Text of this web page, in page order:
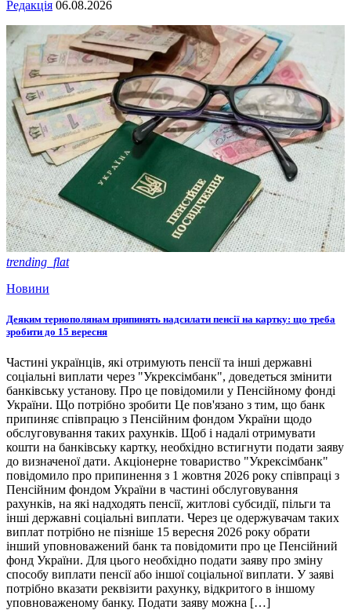
Редакція 06.08.2026
trending_flat
Новини
Деяким тернополянам припинять надсилати пенсії на картку: що треба
зробити до 15 вересня
Частині українців, які отримують пенсії та інші державні
соціальні виплати через "Укрексімбанк", доведеться змінити
банківську установу. Про це повідомили у Пенсійному фонді
України. Що потрібно зробити Це пов'язано з тим, що банк
припиняє співпрацю з Пенсійним фондом України щодо
обслуговування таких рахунків. Щоб і надалі отримувати
кошти на банківську картку, необхідно встигнути подати заяву
до визначеної дати. Акціонерне товариство "Укрексімбанк"
повідомило про припинення з 1 жовтня 2026 року співпраці з
Пенсійним фондом України в частині обслуговування
рахунків, на які надходять пенсії, житлові субсидії, пільги та
інші державні соціальні виплати. Через це одержувачам таких
виплат потрібно не пізніше 15 вересня 2026 року обрати
інший уповноважений банк та повідомити про це Пенсійний
фонд України. Для цього необхідно подати заяву про зміну
способу виплати пенсії або іншої соціальної виплати. У заяві
потрібно вказати реквізити рахунку, відкритого в іншому
уповноваженому банку. Подати заяву можна […]